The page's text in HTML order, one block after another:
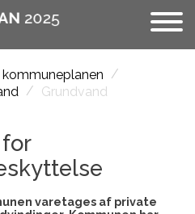
kommuneplanen /
/ Grundvand
varetages af private